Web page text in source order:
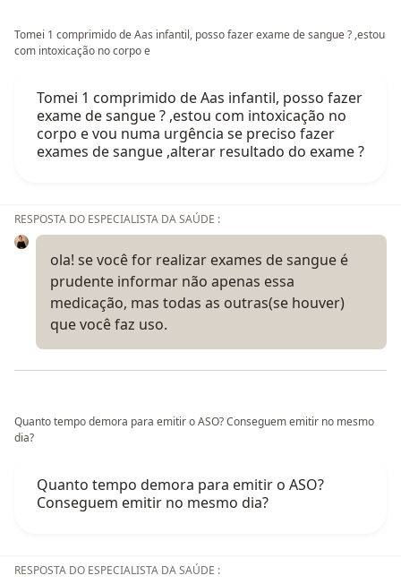
Tomei 1 comprimido de Aas infantil, posso fazer exame de sangue ? ,estou
com intoxicação no corpo e
Tomei 1 comprimido de Aas infantil, posso fazer
exame de sangue ? ,estou com intoxicação no
corpo e vou numa urgência se preciso fazer
exames de sangue ,alterar resultado do exame ?
RESPOSTA DO ESPECIALISTA DA SAÚDE :
ola! se você for realizar exames de sangue é
prudente informar não apenas essa
medicação, mas todas as outras(se houver)
que você faz uso.
Quanto tempo demora para emitir o ASO? Conseguem emitir no mesmo
dia?
Quanto tempo demora para emitir o ASO?
Conseguem emitir no mesmo dia?
RESPOSTA DO ESPECIALISTA DA SAÚDE :